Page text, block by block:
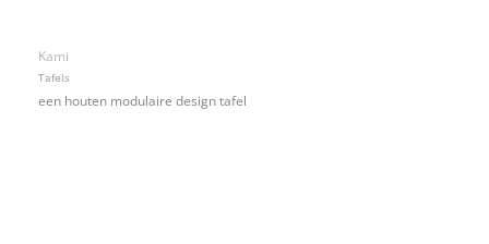
Kami
Tafels
een houten modulaire design tafel